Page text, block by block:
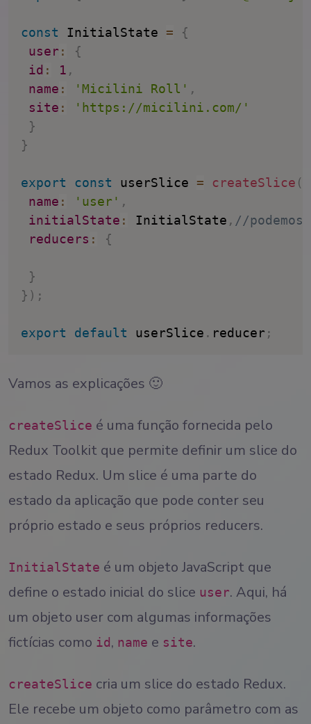
const InitialState =
{
user :
{
id : 1 ,
name : 'Micilini Roll' ,
site :
'https://micilini.com/'
}
}
export const userSlice = createSlice (
name : 'user' ,
initialState : InitialState , //
reducers : {
}
} ) ;
export default userSlice . reducer ;
Vamos as explicações 🙂
createSlice é uma função fornecida pelo
Redux Toolkit que permite definir um slice do
estado Redux. Um slice é uma parte do
estado da aplicação que pode conter seu
próprio estado e seus próprios reducers.
InitialState é um objeto JavaScript que
define o estado inicial do slice user. Aqui, há
um objeto user com algumas informações
fictícias como id , name e site.
createSlice cria um slice do estado Redux.
Ele recebe um objeto como parâmetro com as